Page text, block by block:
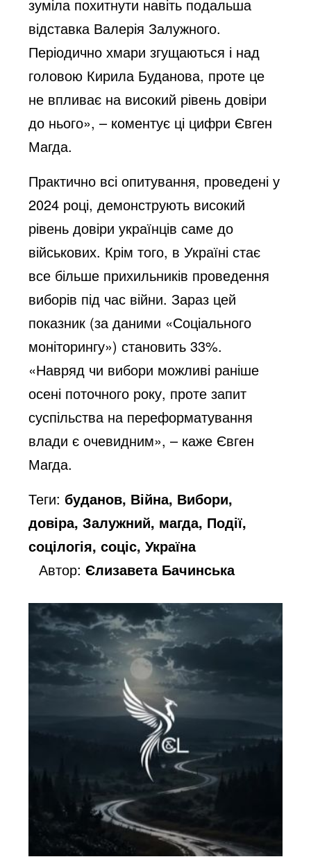
зуміла похитнути навіть подальша
відставка Валерія Залужного.
Періодично хмари згущаються і над
головою Кирила Буданова, проте це
не впливає на високий рівень довіри
до нього», – коментує ці цифри Євген
Магда.
Практично всі опитування, проведені у
2024 році, демонструють високий
рівень довіри українців саме до
військових. Крім того, в Україні стає
все більше прихильників проведення
виборів під час війни. Зараз цей
показник (за даними «Соціального
моніторингу») становить 33%.
«Навряд чи вибори можливі раніше
осені поточного року, проте запит
суспільства на переформатування
влади є очевидним», – каже Євген
Магда.
Теги: буданов, Війна, Вибори,
довіра, Залужний, магда, Події,
соцілогія, соціс, Україна
Автор:Єлизавета Бачинська